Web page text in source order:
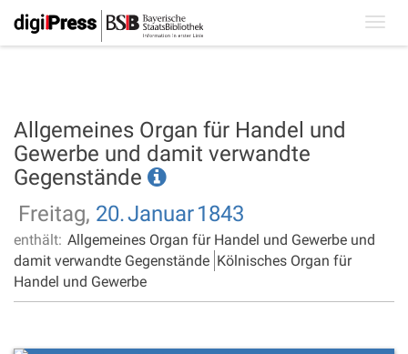
Allgemeines Organ für Handel und
Gewerbe und damit verwandte
Gegenstände
Freitag, 20.Januar1843
enthält: Allgemeines Organ für Handel und Gewerbe und
damit verwandte Gegenstände Kölnisches Organ für
Handel und Gewerbe